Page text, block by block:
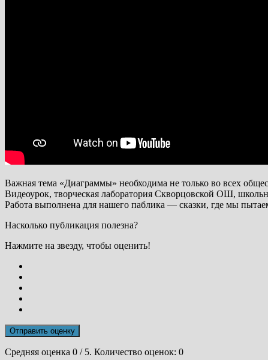
Важная тема «Диаграммы» необходима не только во всех
Видеоурок, творческая лаборатория Скворцовской ОШ,
Работа выполнена для нашего паблика — сказки, где мы
Насколько публикация полезна?
Нажмите на звезду, чтобы оценить!
Отправить оценку
Средняя оценка 0 / 5. Количество оценок: 0